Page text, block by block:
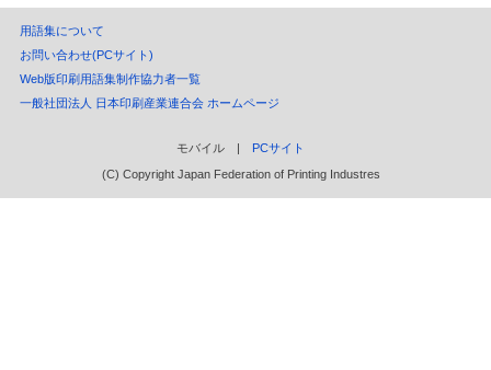
用語集について
お問い合わせ(PCサイト)
Web版印刷用語集制作協力者一覧
一般社団法人 日本印刷産業連合会 ホームページ
モバイル | PCサイト
(C) Copyright Japan Federation of Printing Industres